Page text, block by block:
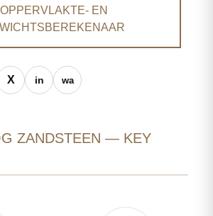
OPPERVLAKTE- EN
ZANDSTEEN — KEY